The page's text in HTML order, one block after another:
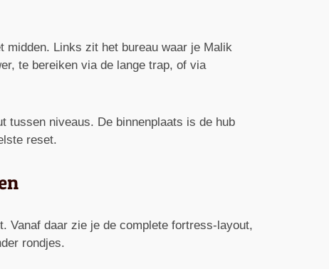
midden. Links zit het bureau waar je Malik
te bereiken via de lange trap, of via
tussen niveaus. De binnenplaats is de hub
reset.
Vanaf daar zie je de complete fortress-layout,
rondjes.